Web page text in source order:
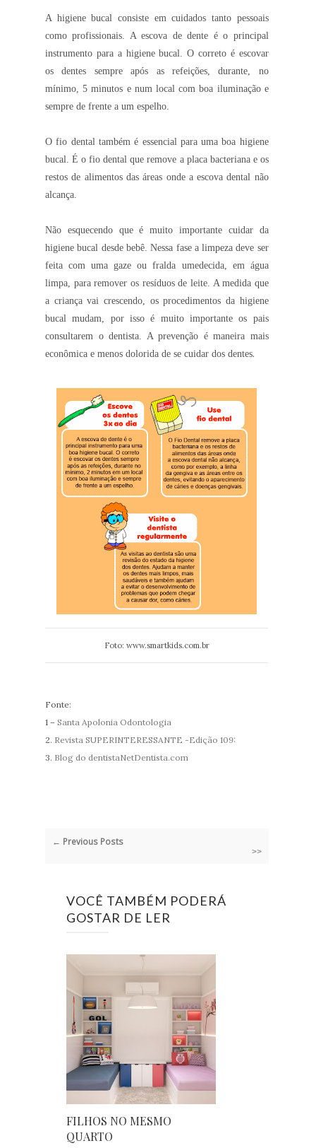
A higiene bucal consiste em cuidados tanto pessoais
como profissionais. A escova de dente é o principal
instrumento para a higiene bucal. O correto é escovar
os dentes sempre após as refeições, durante, no
mínimo, 5 minutos e num local com boa iluminação e
sempre de frente a um espelho.
O fio dental também é essencial para uma boa higiene
bucal. É o fio dental que remove a placa bacteriana e os
restos de alimentos das áreas onde a escova dental não
alcança.
Não esquecendo que é muito importante cuidar da
higiene bucal desde bebê. Nessa fase a limpeza deve ser
feita com uma gaze ou fralda umedecida, em água
limpa, para remover os resíduos de leite. A medida que
a criança vai crescendo, os procedimentos da higiene
bucal mudam, por isso é muito importante os pais
consultarem o dentista. A prevenção é maneira mais
econômica e menos dolorida de se cuidar dos dentes.
Foto: www.smartkids.com.br
Fonte:
1 – Santa Apolonia Odontologia
2. Revista SUPERINTERESSANTE -Edição 109:
3. Blog do dentistaNetDentista.com
← Previous Posts
>>
VOCÊ TAMBÉM PODERÁ
GOSTAR DE LER
FILHOS NO MESMO
QUARTO